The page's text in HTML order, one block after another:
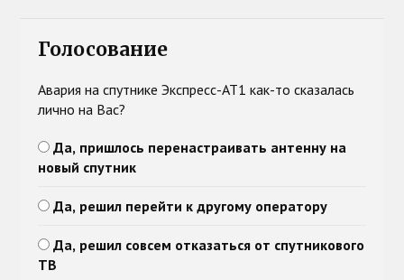
Голосование
Авария на спутнике Экспресс-АТ1 как-то сказалась
лично на Вас?
Да, пришлось перенастраивать антенну на
новый спутник
Да, решил перейти к другому оператору
Да, решил совсем отказаться от спутникового
ТВ